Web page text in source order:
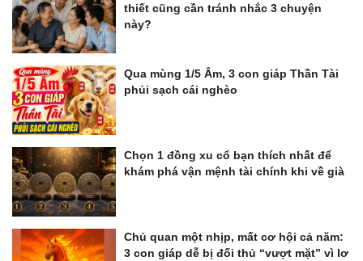
thiết cũng cần tránh nhắc 3 chuyện
này?
Qua mùng 1/5 Âm, 3 con giáp Thần Tài
phủi sạch cái nghèo
Chọn 1 đồng xu cổ bạn thích nhất để
khám phá vận mệnh tài chính khi về già
Chủ quan một nhịp, mất cơ hội cả năm:
3 con giáp dễ bị đối thủ “vượt mặt” vì lơ